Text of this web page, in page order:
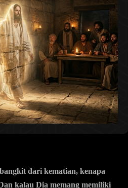
dari kematian, kenapa
kalau Dia memang memiliki